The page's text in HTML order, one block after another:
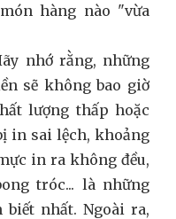
hàng nào "vừa
nhớ rằng, những
sẽ không bao giờ
lượng thấp hoặc
in sai lệch, khoảng
in ra không đều,
tróc... là những
biết nhất. Ngoài ra,